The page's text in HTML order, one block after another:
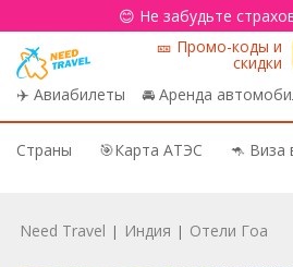
😊 Не забудьте
✈️ Авиабилеты 🚘 Аренда
🎫 Промо-коды и
скидки
Страны 🎯Карта АТЭС 🦘 Виза
Need Travel | Индия | Отели Гоа